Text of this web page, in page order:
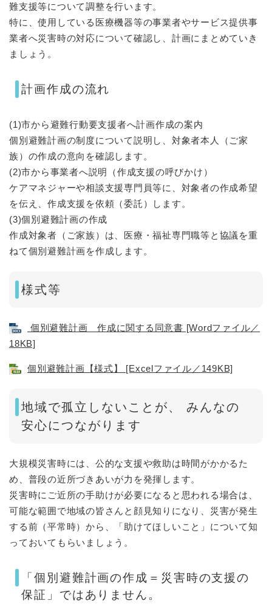
難支援等について調整を行います。
特に、使用している医療機器等の事業者やサービス提供事
業者へ災害時の対応について確認し、計画にまとめていき
ましょう。
計画作成の流れ
(1)市から避難行動要支援者へ計画作成の案内
個別避難計画の制度について説明し、対象者本人（ご家
族）の作成の意向を確認します。
(2)市から事業者へ説明（作成支援の呼びかけ）
ケアマネジャーや相談支援専門員等に、対象者の作成希望
を伝え、作成支援を依頼（委託）します。
(3)個別避難計画の作成
作成対象者（ご家族）は、医療・福祉専門職等と協議を重
ねて個別避難計画を作成します。
様式等
個別避難計画 作成に関する同意書 [Wordファイル／
18KB]
個別避難計画【様式】 [Excelファイル／149KB]
地域で孤立しないことが、 みんなの
安心につながります
大規模災害時には、公的な支援や救助は時間がかかるた
め、普段の近所づきあいが力を発揮します。
災害時にご近所の手助けが必要になると思われる場合は、
可能な範囲で地域の皆さんと顔見知りになり、災害が発生
する前（平常時）から、「助けてほしいこと」について知
っておいてもらいましょう。
「個別避難計画の作成＝災害時の支援の
保証」ではありません。